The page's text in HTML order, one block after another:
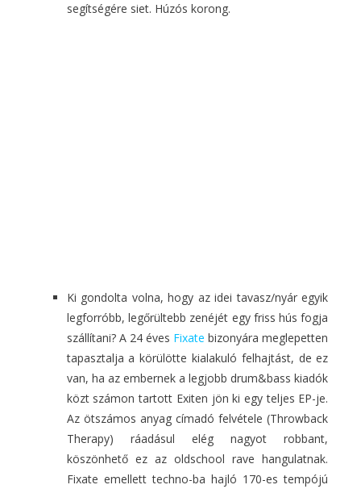
segítségére siet. Húzós korong.
Ki gondolta volna, hogy az idei tavasz/nyár egyik
legforróbb, legőrültebb zenéjét egy friss hús fogja
szállítani? A 24 éves Fixate bizonyára meglepetten
tapasztalja a körülötte kialakuló felhajtást, de ez
van, ha az embernek a legjobb drum&bass kiadók
közt számon tartott Exiten jön ki egy teljes EP-je.
Az ötszámos anyag címadó felvétele (Throwback
Therapy) ráadásul elég nagyot robbant,
köszönhető ez az oldschool rave hangulatnak.
Fixate emellett techno-ba hajló 170-es tempójú